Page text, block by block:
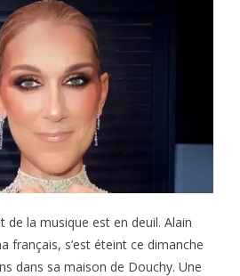
de la musique est en deuil. Alain
français, s’est éteint ce dimanche
dans sa maison de Douchy. Une